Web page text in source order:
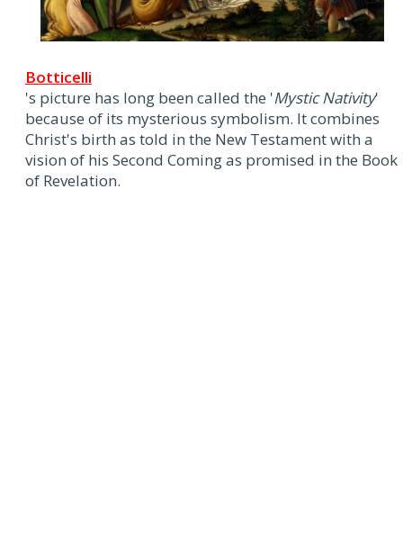
Botticelli
's picture has long been called the 'Mystic Nativity'
because of its mysterious symbolism. It combines
Christ's birth as told in the New Testament with a
vision of his Second Coming as promised in the Book
of Revelation.